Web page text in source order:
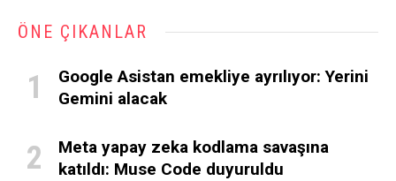
ÖNE ÇIKANLAR
Google Asistan emekliye ayrılıyor: Yerini
Gemini alacak
Meta yapay zeka kodlama savaşına
katıldı: Muse Code duyuruldu